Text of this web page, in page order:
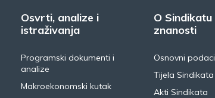
Osvrti, analize i
istraživanja
Programski dokumenti i
analize
Makroekonomski kutak
O Sindikatu
znanosti
Osnovni podaci
Tijela Sindikata
Akti Sindikata